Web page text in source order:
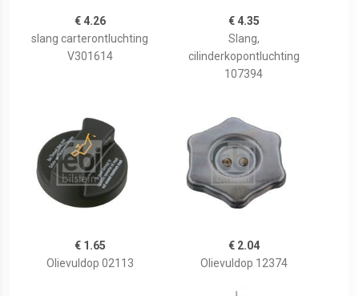
€ 4.26
slang carterontluchting
V301614
€ 4.35
Slang,
cilinderkopontluchting
107394
€ 1.65
Olievuldop 02113
€ 2.04
Olievuldop 12374